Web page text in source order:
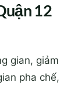
12
gian, giảm
pha chế,